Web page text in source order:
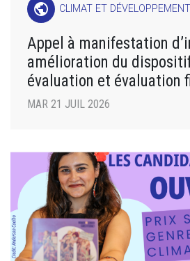
public CLIMAT ET
Appel à manifestation
amélioration du
évaluation et évaluation
MAR 21 JUIL 2026